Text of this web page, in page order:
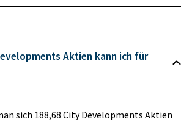
Aktien kann ich für
sich 188,68 City Developments Aktien